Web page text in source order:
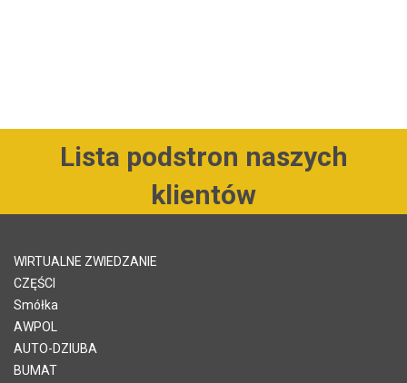
Lista podstron naszych
klientów
WIRTUALNE ZWIEDZANIE
CZĘŚCI
Smółka
AWPOL
AUTO-DZIUBA
BUMAT